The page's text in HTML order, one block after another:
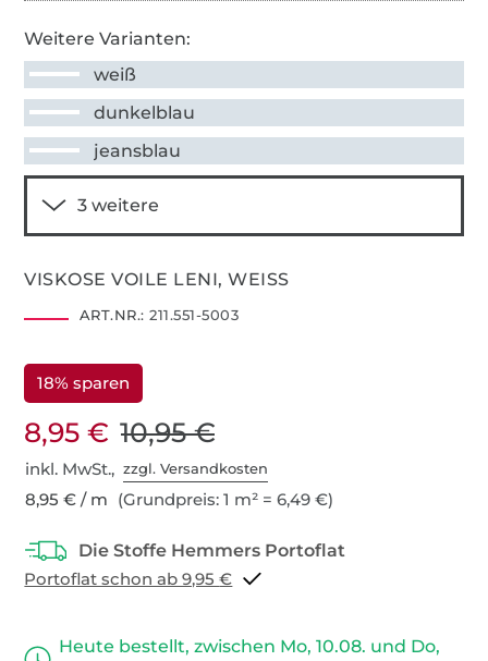
Weitere Varianten:
weiß
dunkelblau
jeansblau
VISKOSE VOILE LENI, WEISS
ART.NR.: 211.551-5003
18% sparen
8,95 € 10,95 €
inkl. MwSt.,zzgl. Versandkosten
8,95 € / m (Grundpreis: 1 m² = 6,49 €)
Portoflat schon ab 9,95 €
Heute bestellt, zwischen Mo, 10.08. und Do,